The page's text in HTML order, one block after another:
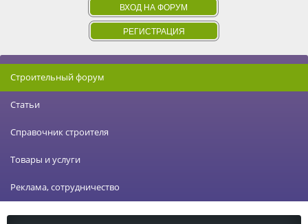
ВХОД НА ФОРУМ
РЕГИСТРАЦИЯ
Строительный форум
Статьи
Справочник строителя
Товары и услуги
Реклама, сотрудничество